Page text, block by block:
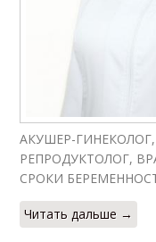
АКУШЕР-
РЕПРОДУКТОЛОГ,
СРОКИ
Читать дальше →